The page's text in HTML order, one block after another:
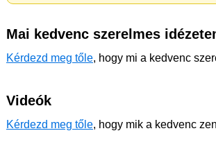
Mai kedvenc szerelmes
Kérdezd meg tőle, hogy mi a kedvenc
Videók
Kérdezd meg tőle, hogy mik a kedvenc